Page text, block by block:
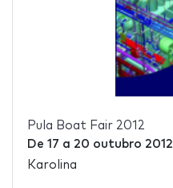
Pula Boat Fair 2012
De 17 a 20 outubro 2012
Karolina